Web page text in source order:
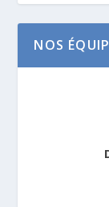
NOS